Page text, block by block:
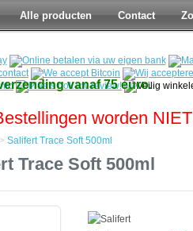
Alle producten Contact
vanaf 75 euro.
worden
> Salifert Trace Soft 500ml
Trace Soft 500ml